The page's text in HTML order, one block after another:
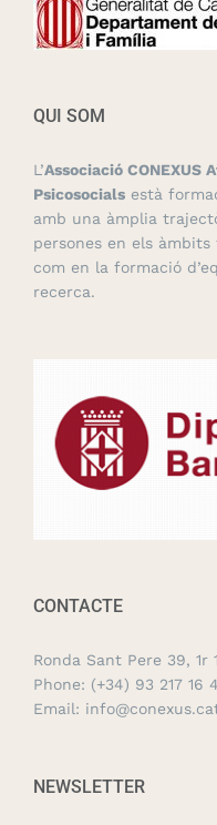
QUI SOM
L’Associació CONEXUS
Psicosocials està
amb una àmplia
persones en els
com en la formació
recerca.
CONTACTE
Ronda Sant Pere 39, 1r
Phone: (+34) 93 217 16
Email:
NEWSLETTER